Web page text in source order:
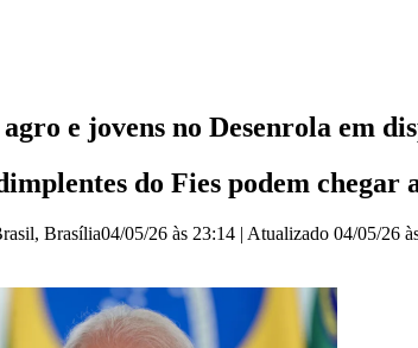
e jovens no Desenrola em
do Fies podem
, Brasília04/05/26 às 23:14 | Atualizado 04/05/26